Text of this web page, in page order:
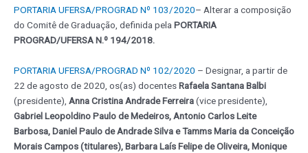
PORTARIA UFERSA/PROGRAD Nº 103/2020– Alterar a composição
do Comitê de Graduação, definida pelaPORTARIA
PROGRAD/UFERSA N.º 194/2018.
PORTARIA UFERSA/PROGRAD Nº 102/2020 – Designar, a partir de
22 de agosto de 2020, os(as) docentesRafaela Santana Balbi
(presidente), Anna Cristina Andrade Ferreira(vice presidente),
Gabriel Leopoldino Paulo de Medeiros, Antonio Carlos Leite
Barbosa, Daniel Paulo de Andrade Silva e Tamms Maria da Conceição
Morais Campos (titulares), Barbara Laís Felipe de Oliveira, Monique